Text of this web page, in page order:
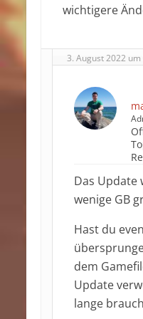
wichtigere
3. August 2022
Das Update
wenige GB
Hast du
dem
Update
lange